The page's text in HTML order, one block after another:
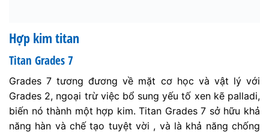
Hợp kim titan
Titan Grades 7
Grades 7 tương đương về mặt cơ học và vật lý với
Grades 2, ngoại trừ việc bổ sung yếu tố xen kẽ palladi,
biến nó thành một hợp kim. Titan Grades 7 sở hữu khả
năng hàn và chế tạo tuyệt vời , và là khả năng chống